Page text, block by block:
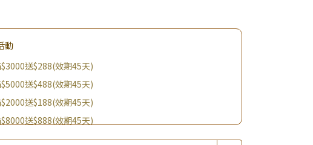
動
送$288(效期45天)
送$488(效期45天)
送$188(效期45天)
送$888(效期45天)
9折